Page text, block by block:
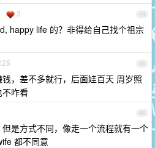
44
3
happy life 的？非得给自己找个祖宗
45
，差不多就行，后面娃百天 周岁照
不咋看
46
是方式不同，像走一个流程就有一个
都不同意